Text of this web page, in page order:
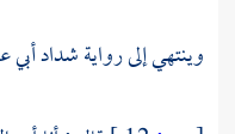
وينتهي إلى روايةشداد أبي